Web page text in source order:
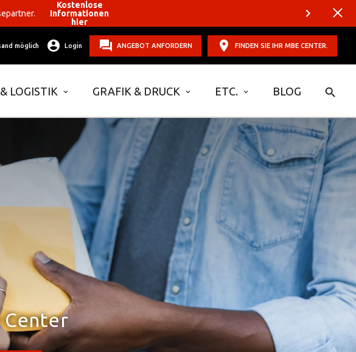
Kostenlose
Informationen
hier
möglich Login ANGEBOT ANFORDERN FINDEN SIE IHR MBE CENTER.
LOGISTIK GRAFIK & DRUCK ETC. BLOG
Center